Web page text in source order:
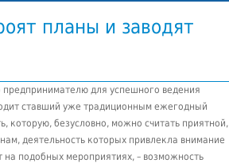
планы и заводят
для успешного ведения
ставший уже традиционным ежегодный
которую, безусловно, можно считать приятной,
деятельность которых привлекла внимание
подобных мероприятиях, – возможность